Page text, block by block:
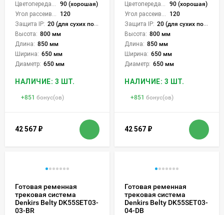
90 (хорошая)
120
Защита IP: 20 (для сухих пом.)
Высота: 800 мм
Длина: 850 мм
Ширина: 650 мм
Диаметр: 650 мм
НАЛИЧИЕ: 3 ШТ.
+851 бонус(ов)
42 567 ₽
90 (хорошая)
120
Защита IP: 20 (для сухих пом.)
Высота: 800 мм
Длина: 850 мм
Ширина: 650 мм
Диаметр: 650 мм
НАЛИЧИЕ: 3 ШТ.
+851 бонус(ов)
42 567 ₽
Готовая ременная
трековая система
Denkirs Belty DK55SET03-
03-BR
Готовая ременная
трековая система
Denkirs Belty DK55SET03-
04-DB